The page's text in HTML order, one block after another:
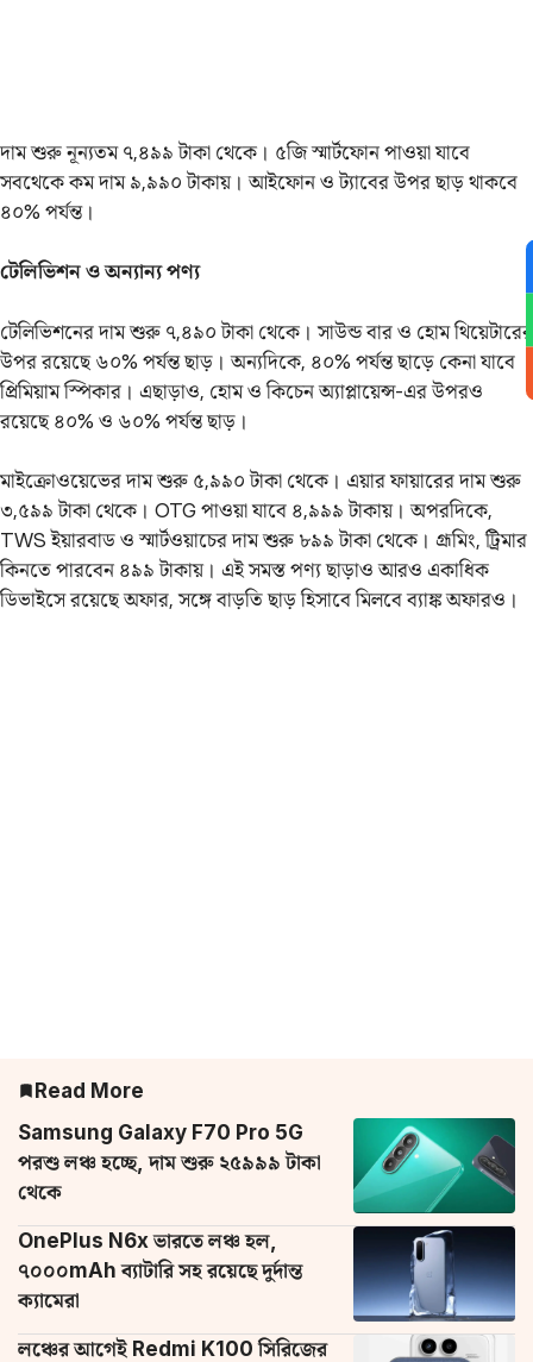
দাম শুরু নূন্যতম ৭,৪৯৯ টাকা থেকে। ৫জি স্মার্টফোন পাওয়া যাবে
সবথেকে কম দাম ৯,৯৯০ টাকায়। আইফোন ও ট্যাবের উপর ছাড় থাকবে
৪০% পর্যন্ত।
টেলিভিশন ও অন্যান্য পণ্য
টেলিভিশনের দাম শুরু ৭,৪৯০ টাকা থেকে। সাউন্ড বার ও হোম থিয়েটারের
উপর রয়েছে ৬০% পর্যন্ত ছাড়। অন্যদিকে, ৪০% পর্যন্ত ছাড়ে কেনা যাবে
প্রিমিয়াম স্পিকার। এছাড়াও, হোম ও কিচেন অ্যাপ্লায়েন্স-এর উপরও
রয়েছে ৪০% ও ৬০% পর্যন্ত ছাড়।
মাইক্রোওয়েভের দাম শুরু ৫,৯৯০ টাকা থেকে। এয়ার ফায়ারের দাম শুরু
৩,৫৯৯ টাকা থেকে। OTG পাওয়া যাবে ৪,৯৯৯ টাকায়। অপরদিকে,
TWS ইয়ারবাড ও স্মার্টওয়াচের দাম শুরু ৮৯৯ টাকা থেকে। গ্রূমিং, ট্রিমার
কিনতে পারবেন ৪৯৯ টাকায়। এই সমস্ত পণ্য ছাড়াও আরও একাধিক
ডিভাইসে রয়েছে অফার, সঙ্গে বাড়তি ছাড় হিসাবে মিলবে ব্যাঙ্ক অফারও।
Read More
Samsung Galaxy F70 Pro 5G
পরশু লঞ্চ হচ্ছে, দাম শুরু ২৫৯৯৯ টাকা
থেকে
OnePlus N6x ভারতে লঞ্চ হল,
৭০০০mAh ব্যাটারি সহ রয়েছে দুর্দান্ত
ক্যামেরা
লঞ্চের আগেই Redmi K100 সিরিজের